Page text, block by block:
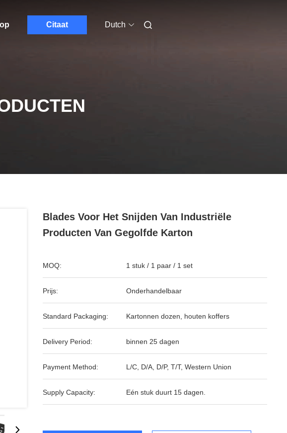
Citaat Dutch
Blades Voor Het Snijden Van Industriële
Producten Van Gegolfde Karton
MOQ: 1 stuk / 1 paar / 1 set
Prijs: Onderhandelbaar
Standard Packaging: Kartonnen dozen, houten koffers
Delivery Period: binnen 25 dagen
Payment Method: L/C, D/A, D/P, T/T, Western Union
Supply Capacity: Eén stuk duurt 15 dagen.